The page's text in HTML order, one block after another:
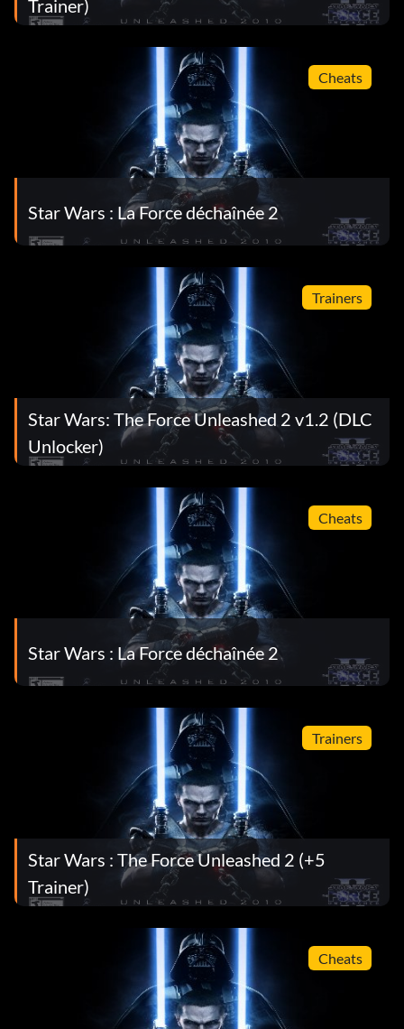
Trainer)
Cheats
Star Wars : La Force déchaînée 2
Trainers
Star Wars: The Force Unleashed 2 v1.2 (DLC
Unlocker)
Cheats
Star Wars : La Force déchaînée 2
Trainers
Star Wars : The Force Unleashed 2 (+5
Trainer)
Cheats